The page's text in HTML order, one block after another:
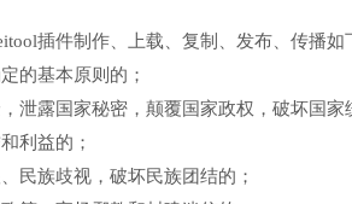
插件制作、上载、复制、发布、传播
的基本原则的；
泄露国家秘密，颠覆国家政权，破坏国家
利益的；
民族歧视，破坏民族团结的；